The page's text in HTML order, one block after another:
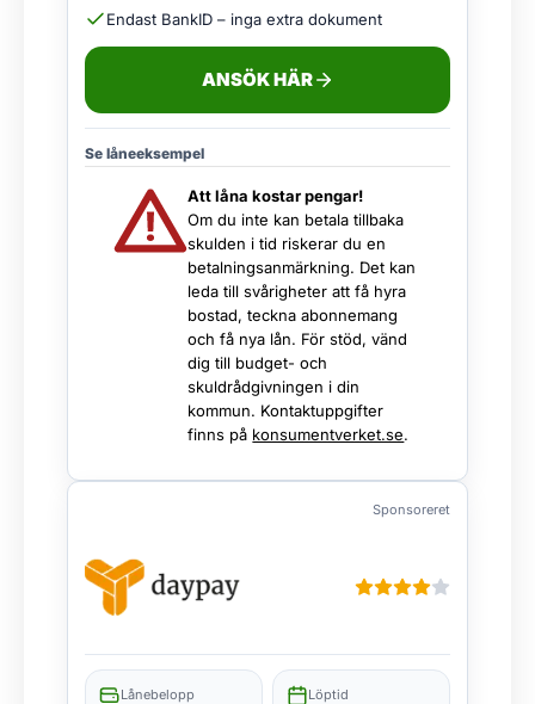
Endast BankID – inga extra dokument
ANSÖK HÄR
Se låneeksempel
Att låna kostar pengar!
Om du inte kan betala tillbaka
skulden i tid riskerar du en
betalningsanmärkning. Det kan
leda till svårigheter att få hyra
bostad, teckna abonnemang
och få nya lån. För stöd, vänd
dig till budget- och
skuldrådgivningen i din
kommun. Kontaktuppgifter
finns på konsumentverket.se.
Sponsoreret
Lånebelopp Löptid